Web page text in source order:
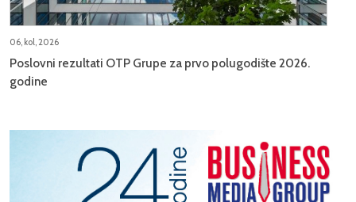
06, kol, 2026
Poslovni rezultati OTP Grupe za prvo polugodište 2026.
godine